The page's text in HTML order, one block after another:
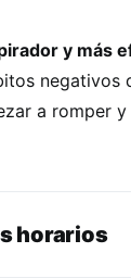
y más
negativos
a romper
horarios